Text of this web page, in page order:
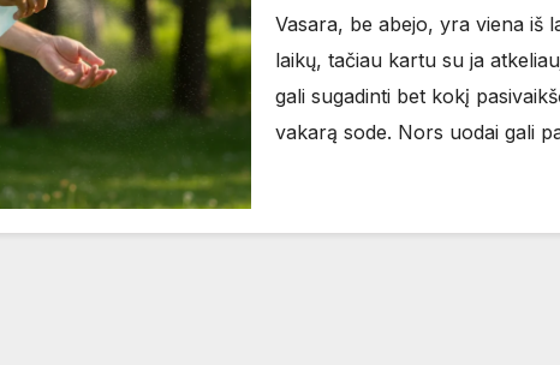
Vasara, be abejo, yra viena iš
laikų, tačiau kartu su ja
gali sugadinti bet kokį
vakarą sode. Nors uodai gali